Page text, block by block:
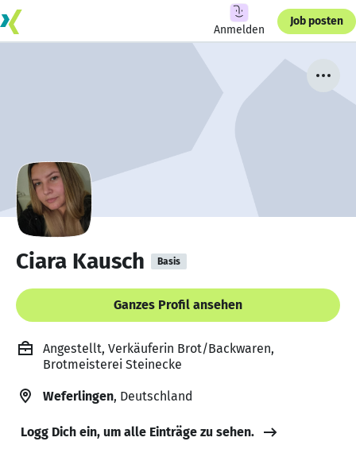
Anmelden
Job posten
Ciara Kausch Basis
Ganzes Profil ansehen
Angestellt, Verkäuferin Brot/Backwaren,
Brotmeisterei Steinecke
Weferlingen, Deutschland
Logg Dich ein, um alle Einträge zu sehen.